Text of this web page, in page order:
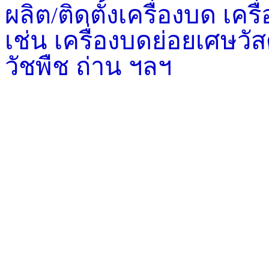
ผลิต/ติดตั้งเครื่องบด เค
เช่น เครื่องบดย่อยเศษวั
วัชพืช ถ่าน ฯลฯ